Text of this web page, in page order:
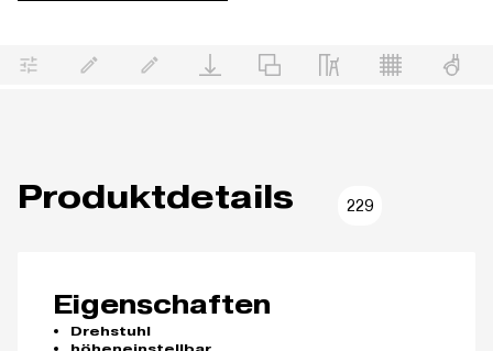
Produktdetails 229
Eigenschaften
Drehstuhl